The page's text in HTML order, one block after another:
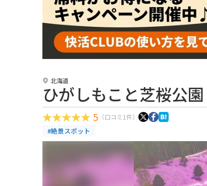
北海道
ひがしもこと芝桜公園
5 （口コミ1件）
#絶景スポット